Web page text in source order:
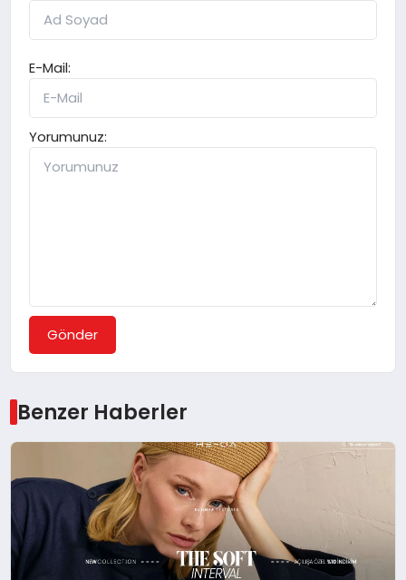
E-Mail:
Yorumunuz:
Gönder
Benzer Haberler